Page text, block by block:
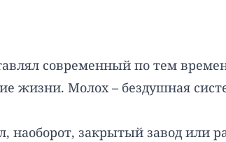
современный по тем
жизни. Молох – бездушная
закрытый завод или